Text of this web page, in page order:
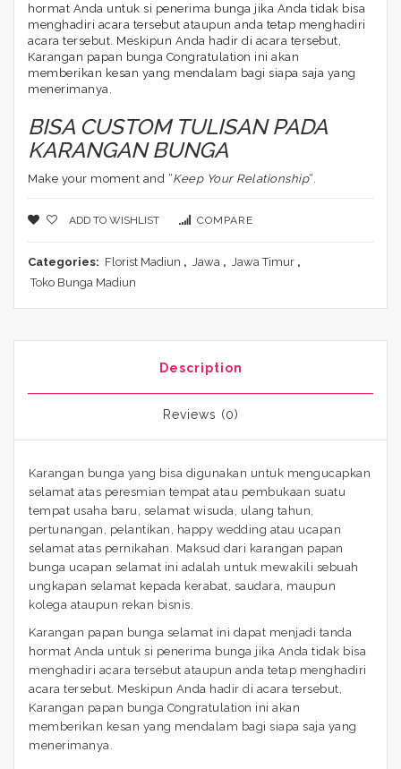
hormat Anda untuk si penerima bunga jika Anda tidak bisa
menghadiri acara tersebut ataupun anda tetap menghadiri
acara tersebut. Meskipun Anda hadir di acara tersebut,
Karangan papan bunga Congratulation ini akan
memberikan kesan yang mendalam bagi siapa saja yang
menerimanya.
BISA CUSTOM TULISAN PADA
KARANGAN BUNGA
Make your moment and “Keep Your Relationship“.
ADD TO WISHLIST COMPARE
Categories: Florist Madiun , Jawa , Jawa Timur ,
Toko Bunga Madiun
Description
Reviews (0)
Karangan bunga yang bisa digunakan untuk mengucapkan
selamat atas peresmian tempat atau pembukaan suatu
tempat usaha baru, selamat wisuda, ulang tahun,
pertunangan, pelantikan, happy wedding atau ucapan
selamat atas pernikahan. Maksud dari karangan papan
bunga ucapan selamat ini adalah untuk mewakili sebuah
ungkapan selamat kepada kerabat, saudara, maupun
kolega ataupun rekan bisnis.
Karangan papan bunga selamat ini dapat menjadi tanda
hormat Anda untuk si penerima bunga jika Anda tidak bisa
menghadiri acara tersebut ataupun anda tetap menghadiri
acara tersebut. Meskipun Anda hadir di acara tersebut,
Karangan papan bunga Congratulation ini akan
memberikan kesan yang mendalam bagi siapa saja yang
menerimanya.